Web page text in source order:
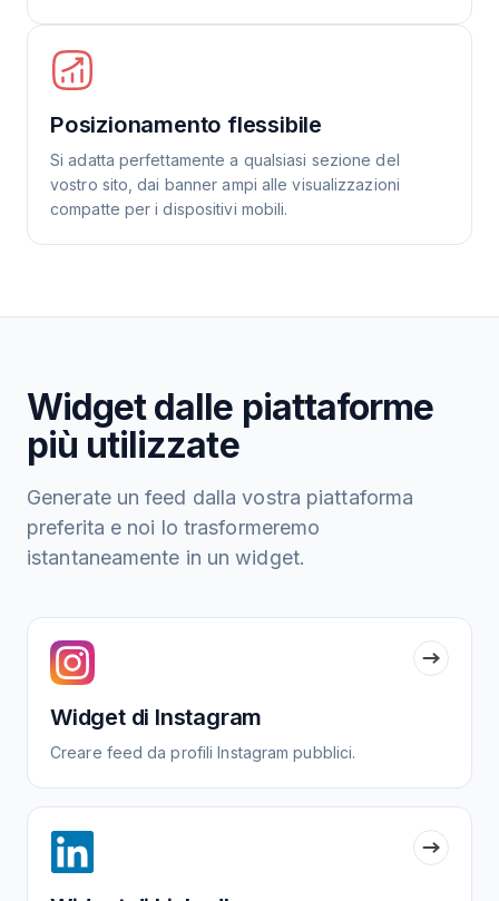
Posizionamento flessibile
Si adatta perfettamente a qualsiasi sezione del
vostro sito, dai banner ampi alle visualizzazioni
compatte per i dispositivi mobili.
Widget dalle piattaforme
più utilizzate
Generate un feed dalla vostra piattaforma
preferita e noi lo trasformeremo
istantaneamente in un widget.
Widget di Instagram
Creare feed da profili Instagram pubblici.